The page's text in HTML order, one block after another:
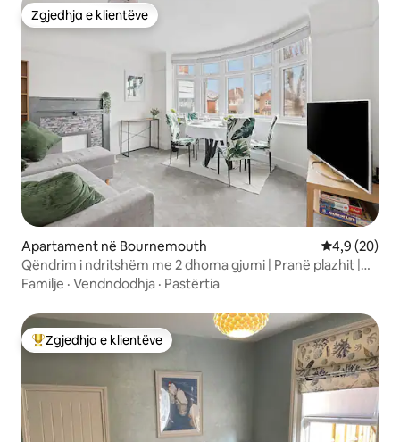
Zgjedhja e klientëve
Zgjedhja e klientëve
Apartament në Bournemouth Vlerësimi
4,9 (20)
Qëndrim i ndritshëm me 2 dhoma gjumi | Pranë plazhit |
Parkim | Wifi i shpejtë
Familje · Vendndodhja · Pastërtia
Më të mirat e zgjedhjeve të klientëve
Zgjedhja e klientëve